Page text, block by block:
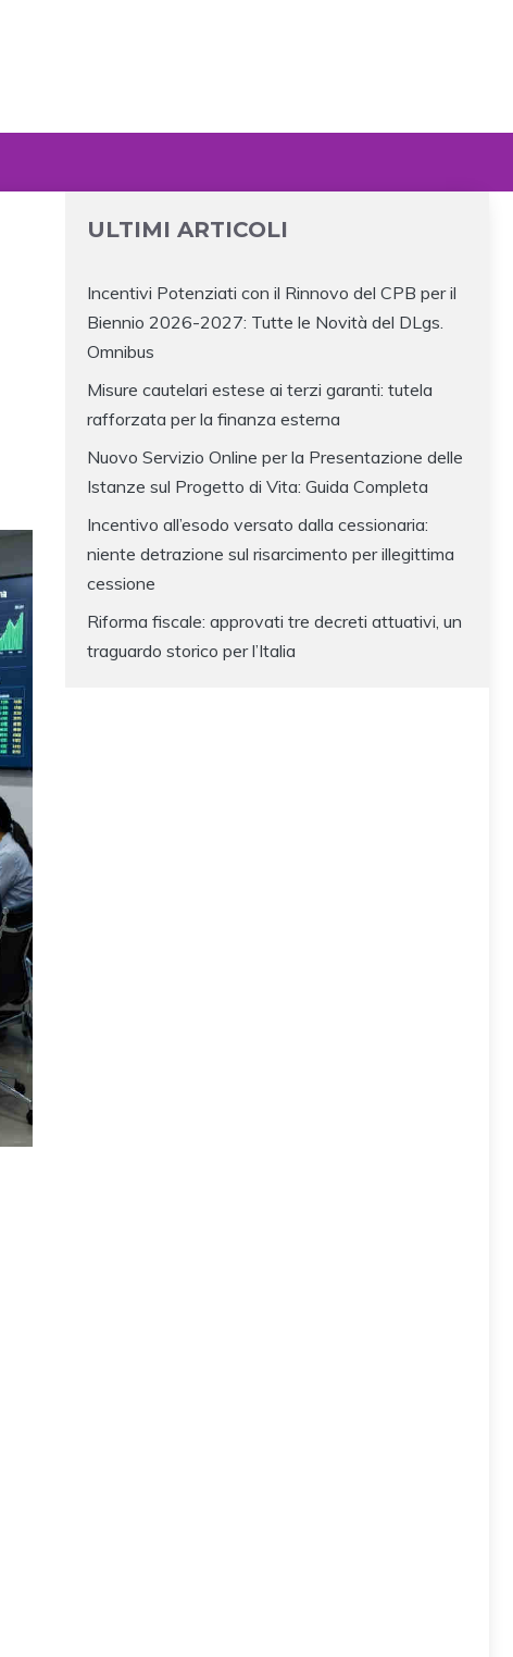
ULTIMI ARTICOLI
Incentivi Potenziati con il Rinnovo del CPB per il
Biennio 2026-2027: Tutte le Novità del DLgs.
Omnibus
Misure cautelari estese ai terzi garanti: tutela
rafforzata per la finanza esterna
Nuovo Servizio Online per la Presentazione delle
Istanze sul Progetto di Vita: Guida Completa
Incentivo all’esodo versato dalla cessionaria:
niente detrazione sul risarcimento per illegittima
cessione
Riforma fiscale: approvati tre decreti attuativi, un
traguardo storico per l’Italia